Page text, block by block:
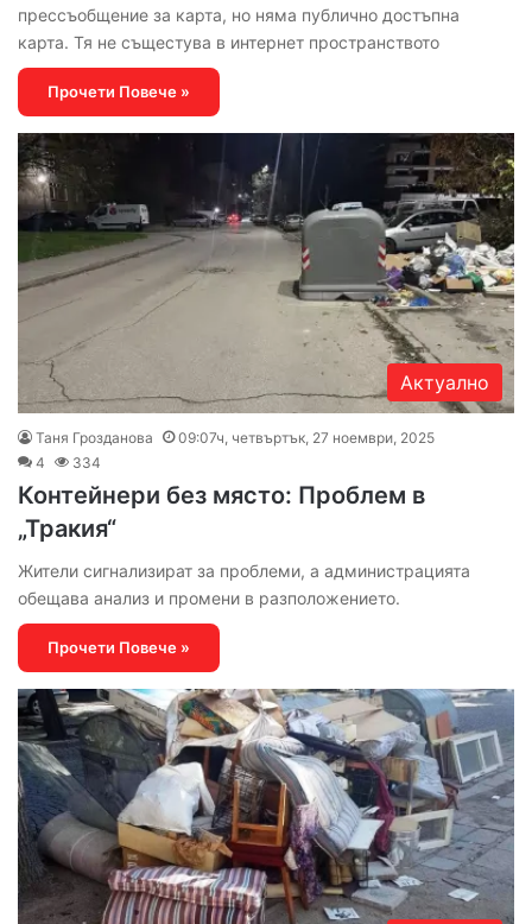
прессъобщение за карта, но няма публично достъпна
карта. Тя не същестува в интернет пространството
Прочети Повече »
Актуално
Таня Грозданова
09:07ч, четвъртък, 27 ноември, 2025
4
334
Контейнери без място: Проблем в
„Тракия“
Жители сигнализират за проблеми, а администрацията
обещава анализ и промени в разположението.
Прочети Повече »